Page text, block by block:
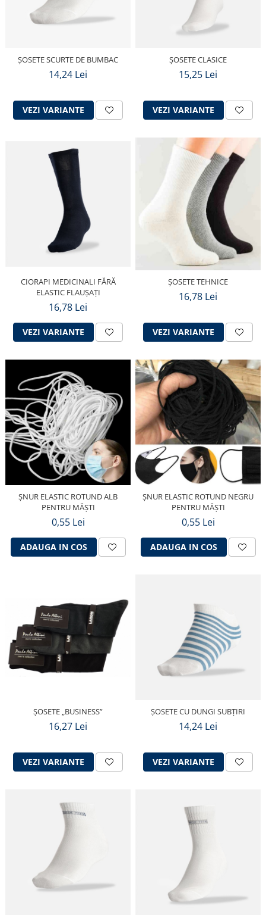
ȘOSETE SCURTE DE BUMBAC
14,24 Lei
VEZI VARIANTE
ȘOSETE CLASICE
15,25 Lei
VEZI VARIANTE
CIORAPI MEDICINALI FĂRĂ
ELASTIC FLAUȘAȚI
16,78 Lei
VEZI VARIANTE
ȘOSETE TEHNICE
16,78 Lei
VEZI VARIANTE
ȘNUR ELASTIC ROTUND ALB
PENTRU MĂȘTI
0,55 Lei
ADAUGA IN COS
ȘNUR ELASTIC ROTUND NEGRU
PENTRU MĂȘTI
0,55 Lei
ADAUGA IN COS
ȘOSETE „BUSINESS”
16,27 Lei
VEZI VARIANTE
ȘOSETE CU DUNGI SUBȚIRI
14,24 Lei
VEZI VARIANTE